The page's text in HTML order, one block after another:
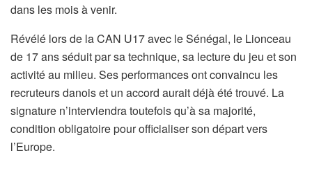
dans les mois à venir.
Révélé lors de la CAN U17 avec le Sénégal, le Lionceau
de 17 ans séduit par sa technique, sa lecture du jeu et son
activité au milieu. Ses performances ont convaincu les
recruteurs danois et un accord aurait déjà été trouvé. La
signature n’interviendra toutefois qu’à sa majorité,
condition obligatoire pour officialiser son départ vers
l’Europe.